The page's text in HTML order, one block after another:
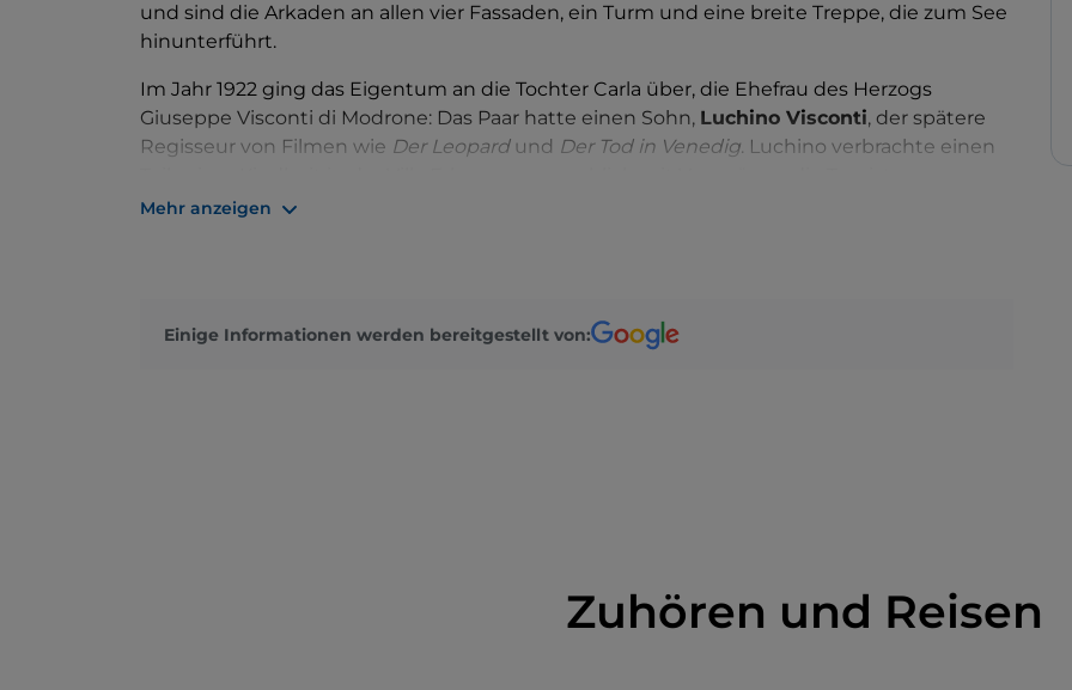
und sind die Arkaden an allen vier Fassaden, ein Turm und eine breite Treppe, die zum See
hinunterführt.
Im Jahr 1922 ging das Eigentum an die Tochter Carla über, die Ehefrau des Herzogs
Giuseppe Visconti di Modrone: Das Paar hatte einen Sohn, Luchino Visconti, der spätere
Regisseur von Filmen wie Der Leopardund Der Tod in Venedig. Luchino verbrachte einen
erschreckte, die am Seeufer spazieren gingen. Während des Zweiten Weltkriegs wurde
moderne Ausstellungsgebäude im Park der Villa wurde vom Architekten Mario Bellini
Mehr anzeigen
Einige Informationen werden bereitgestellt von:
Zuhören und Reisen